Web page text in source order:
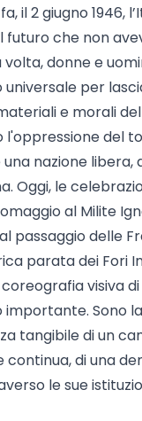
il 2 giugno 1946,
futuro che non
donne e
universale per
e morali
l'oppressione del
nazione
Oggi, le
al Milite
passaggio delle
parata dei Fori
visiva
importante. Sono la
tangibile di un
continua, di una
le sue